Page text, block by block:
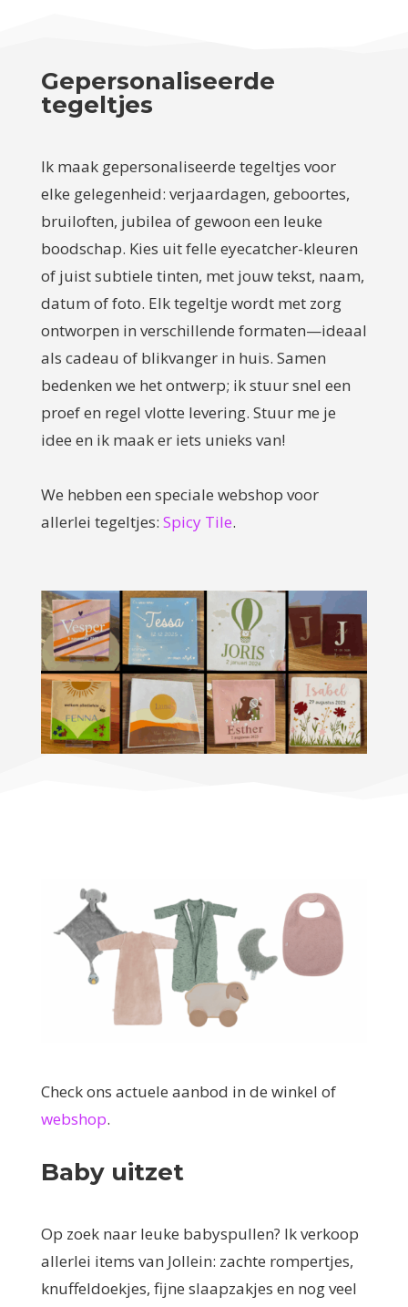
Gepersonaliseerde
tegeltjes
Ik maak gepersonaliseerde tegeltjes voor
elke gelegenheid: verjaardagen, geboortes,
bruiloften, jubilea of gewoon een leuke
boodschap. Kies uit felle eyecatcher-kleuren
of juist subtiele tinten, met jouw tekst, naam,
datum of foto. Elk tegeltje wordt met zorg
ontworpen in verschillende formaten—ideaal
als cadeau of blikvanger in huis. Samen
bedenken we het ontwerp; ik stuur snel een
proef en regel vlotte levering. Stuur me je
idee en ik maak er iets unieks van!
We hebben een speciale webshop voor
allerlei tegeltjes: Spicy Tile.
Check ons actuele aanbod in de winkel of
webshop.
Baby uitzet
Op zoek naar leuke babyspullen? Ik verkoop
allerlei items van Jollein: zachte rompertjes,
knuffeldoekjes, fijne slaapzakjes en nog veel